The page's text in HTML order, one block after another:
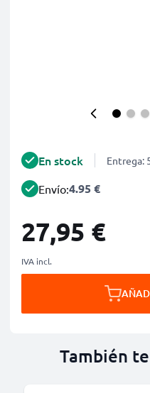
En stock Entrega:
Envío:4.95 €
27,95 €
IVA incl.
También